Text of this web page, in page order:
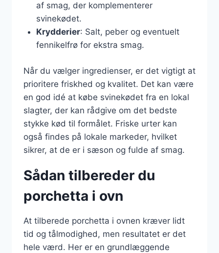
af smag, der komplementerer
svinekødet.
Krydderier: Salt, peber og eventuelt
fennikelfrø for ekstra smag.
Når du vælger ingredienser, er det vigtigt at
prioritere friskhed og kvalitet. Det kan være
en god idé at købe svinekødet fra en lokal
slagter, der kan rådgive om det bedste
stykke kød til formålet. Friske urter kan
også findes på lokale markeder, hvilket
sikrer, at de er i sæson og fulde af smag.
Sådan tilbereder du
porchetta i ovn
At tilberede porchetta i ovnen kræver lidt
tid og tålmodighed, men resultatet er det
hele værd. Her er en grundlæggende